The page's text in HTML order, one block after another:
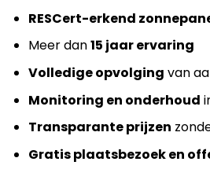
RESCert-erkend
Meer dan15 jaar ervaring
Volledige opvolging van
Monitoring en onderhoud
Transparante prijzen
Gratis plaatsbezoek en